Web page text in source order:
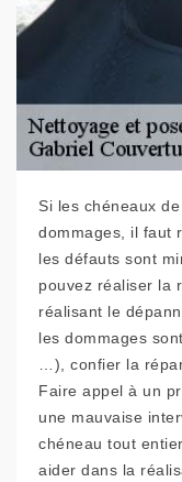
Si les chéneaux
dommages, il faut
les défauts sont
pouvez réaliser la
réalisant le
les dommages
…), confier la
Faire appel à un
une mauvaise
chéneau tout
aider dans la